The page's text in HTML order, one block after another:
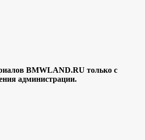
BMWLAND.RU только с
администрации.